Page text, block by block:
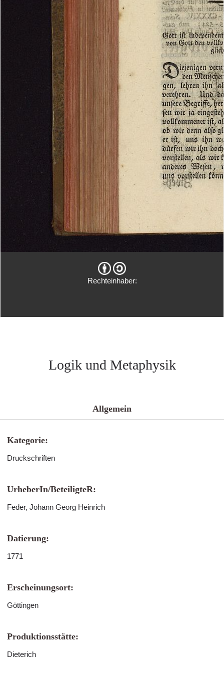
Rechteinhaber:
Logik und Metaphysik
Allgemein
Kategorie:
Druckschriften
UrheberIn/BeteiligteR:
Feder, Johann Georg Heinrich
Datierung:
1771
Erscheinungsort:
Göttingen
Produktionsstätte:
Dieterich